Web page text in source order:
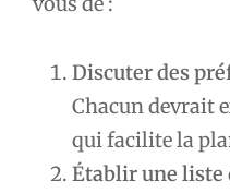
Discuter des
Chacun devrait
qui facilite la
Établir une liste